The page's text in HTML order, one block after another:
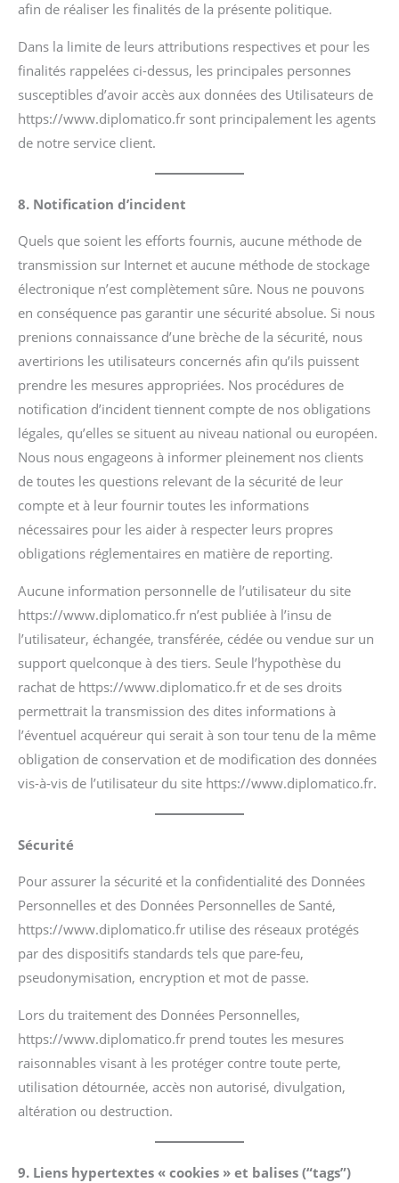
afin de réaliser les finalités de la présente politique.
Dans la limite de leurs attributions respectives et pour les
finalités rappelées ci-dessus, les principales personnes
susceptibles d’avoir accès aux données des Utilisateurs de
https://www.diplomatico.fr sont principalement les agents
de notre service client.
8. Notification d’incident
Quels que soient les efforts fournis, aucune méthode de
transmission sur Internet et aucune méthode de stockage
électronique n’est complètement sûre. Nous ne pouvons
en conséquence pas garantir une sécurité absolue. Si nous
prenions connaissance d’une brèche de la sécurité, nous
avertirions les utilisateurs concernés afin qu’ils puissent
prendre les mesures appropriées. Nos procédures de
notification d’incident tiennent compte de nos obligations
légales, qu’elles se situent au niveau national ou européen.
Nous nous engageons à informer pleinement nos clients
de toutes les questions relevant de la sécurité de leur
compte et à leur fournir toutes les informations
nécessaires pour les aider à respecter leurs propres
obligations réglementaires en matière de reporting.
Aucune information personnelle de l’utilisateur du site
https://www.diplomatico.fr n’est publiée à l’insu de
l’utilisateur, échangée, transférée, cédée ou vendue sur un
support quelconque à des tiers. Seule l’hypothèse du
rachat de https://www.diplomatico.fr et de ses droits
permettrait la transmission des dites informations à
l’éventuel acquéreur qui serait à son tour tenu de la même
obligation de conservation et de modification des données
vis-à-vis de l’utilisateur du site https://www.diplomatico.fr.
Sécurité
Pour assurer la sécurité et la confidentialité des Données
Personnelles et des Données Personnelles de Santé,
https://www.diplomatico.fr utilise des réseaux protégés
par des dispositifs standards tels que pare-feu,
pseudonymisation, encryption et mot de passe.
Lors du traitement des Données Personnelles,
https://www.diplomatico.fr prend toutes les mesures
raisonnables visant à les protéger contre toute perte,
utilisation détournée, accès non autorisé, divulgation,
altération ou destruction.
9. Liens hypertextes « cookies » et balises (“tags”)